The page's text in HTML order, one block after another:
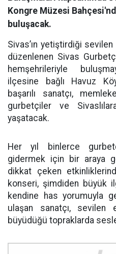
Kongre Müzesi
buluşacak.
Sivas’ın yetiştirdiği sevilen
düzenlenen Sivas
hemşehrileriyle
ilçesine bağlı Havuz
başarılı sanatçı,
gurbetçiler ve
yaşatacak.
Her yıl binlerce
gidermek için bir araya
dikkat çeken
konseri, şimdiden büyük
kendine has yorumuyla
ulaşan sanatçı,
büyüdüğü topraklarda